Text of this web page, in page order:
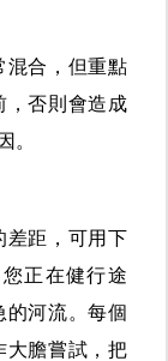
混合，但重點
，否則會造成
。
差距，可用下
正在健行途
的河流。每個
大膽嘗試，把